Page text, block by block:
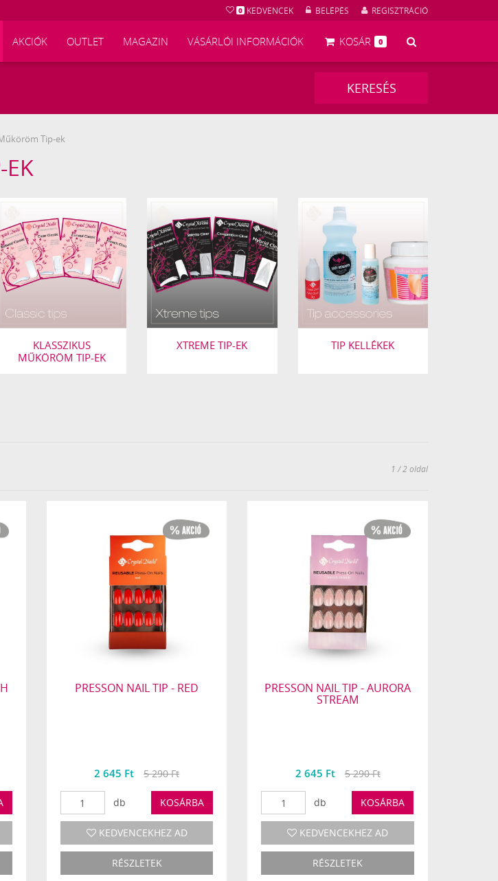
0 KEDVENCEK BELÉPÉS REGISZTRÁCIÓ
AKCIÓK OUTLET MAGAZIN VÁSÁRLÓI INFORMÁCIÓK KOSÁR 0
KERESÉS
Tip-ek
KLASSZIKUS
MŰKÖRÖM TIP-EK
XTREME TIP-EK TIP KELLÉKEK
1 / 2 oldal
PRESSON NAIL TIP - RED
2 645 Ft 5 290 Ft
db KOSÁRBA
KEDVENCEKHEZ AD
RÉSZLETEK
PRESSON NAIL TIP - AURORA
STREAM
2 645 Ft 5 290 Ft
db KOSÁRBA
KEDVENCEKHEZ AD
RÉSZLETEK